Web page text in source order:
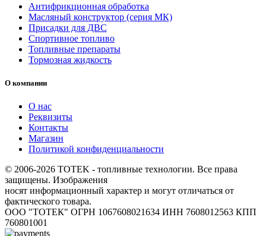
Антифрикционная обработка
Масляный конструктор (серия МК)
Присадки для ДВС
Спортивное топливо
Топливные препараты
Тормозная жидкость
О компании
О нас
Реквизиты
Контакты
Магазин
Политикой конфиденциальности
© 2006-2026 TOTEK - топливные технологии. Все права
защищены. Изображения
носят информационный характер и могут отличаться от
фактического товара.
ООО "ТОТЕК" ОГРН 1067608021634 ИНН 7608012563 КПП
760801001